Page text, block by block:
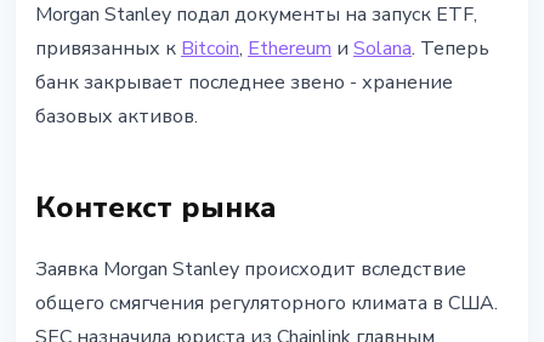
Morgan Stanley подал документы на запуск ETF,
привязанных к Bitcoin, Ethereum и Solana. Теперь
банк закрывает последнее звено - хранение
базовых активов.
Контекст рынка
Заявка Morgan Stanley происходит вследствие
общего смягчения регуляторного климата в США.